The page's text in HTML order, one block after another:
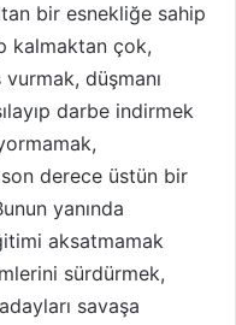
bir esnekliğe sahip
kalmaktan çok,
düşmanı
darbe indirmek
son derece üstün bir
yanında
aksatmamak
sürdürmek,
savaşa